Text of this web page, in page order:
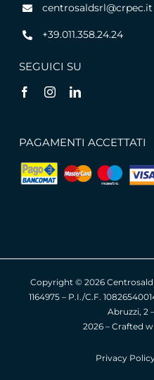
centrosaldsrl@crpec.it
+39.011.358.24.24
SEGUICI SU
PAGAMENTI ACCETTATI
Copyright © 2026 Centrosald
1164975 – P.I./C.F.
Abruzzi, 2
2026 – Crafted
Privacy